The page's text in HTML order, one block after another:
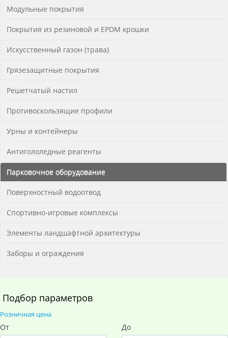
Модульные покрытия
Покрытия из резиновой и EPDM крошки
Искусственный газон (трава)
Грязезащитные покрытия
Решетчатый настил
Противоскользящие профили
Урны и контейнеры
Антигололедные реагенты
Парковочное оборудование
Поверхностный водоотвод
Спортивно-игровые комплексы
Элементы ландшафтной архитектуры
Заборы и ограждения
Подбор параметров
Розничная цена
От До